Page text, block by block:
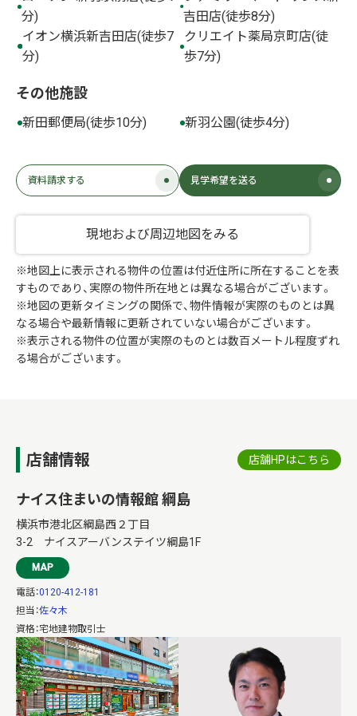
分)
吉田店(徒歩8分)
イオン横浜新吉田店(徒歩7
分)
クリエイト薬局京町店(徒
歩7分)
その他施設
新田郵便局(徒歩10分) 新羽公園(徒歩4分)
資料請求する 見学希望を送る
現地および周辺地図をみる
※地図上に表示される物件の位置は付近住所に所在することを表
すものであり、実際の物件所在地とは異なる場合がございます。
※地図の更新タイミングの関係で、物件情報が実際のものとは異
なる場合や最新情報に更新されていない場合がございます。
※表示される物件の位置が実際のものとは数百メートル程度ずれ
る場合がございます。
店舗情報 店舗HPはこちら
ナイス住まいの情報館 綱島
横浜市港北区綱島西２丁目
3-2 ナイスアーバンステイツ綱島1F
MAP
電話：0120-412-181
担当：佐々木
資格：宅地建物取引士